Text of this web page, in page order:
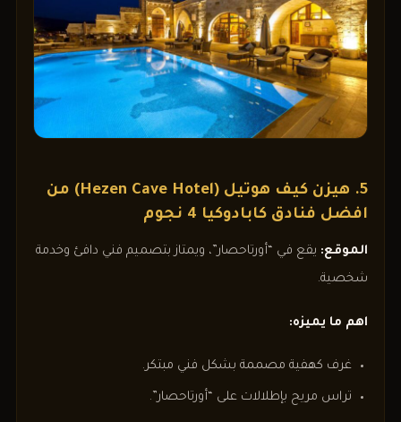
5. هيزن كيف هوتيل (Hezen Cave Hotel) من
افضل فنادق كابادوكيا 4 نجوم
الموقع: يقع في “أورتاحصار”، ويمتاز بتصميم فني دافئ وخدمة
شخصية.
اهم ما يميزه:
غرف كهفية مصممة بشكل فني مبتكر.
تراس مريح بإطلالات على “أورتاحصار”.